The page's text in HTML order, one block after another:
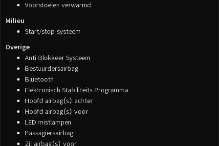
Voorstoelen verwarmd
Milieu
Start/stop systeem
Overige
Anti Blokkeer Systeem
Bestuurdersairbag
Bluetooth
Elektronisch Stabiliteits Programma
Hoofd airbag(s) achter
Hoofd airbag(s) voor
LED mistlampen
Passagiersairbag
Zij airbag(s) voor